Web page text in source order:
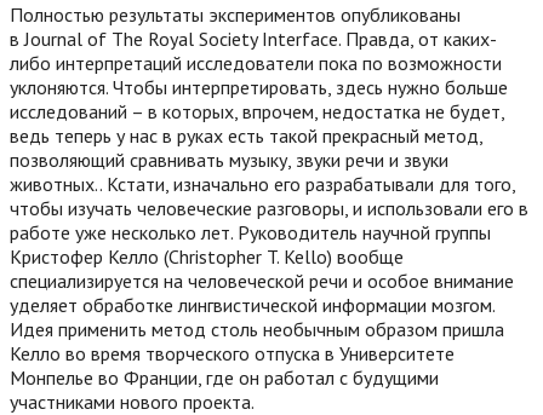
Полностью результаты экспериментов опубликованы
в Journal of The Royal Society Interface. Правда, от каких-
либо интерпретаций исследователи пока по возможности
уклоняются. Чтобы интерпретировать, здесь нужно больше
исследований – в которых, впрочем, недостатка не будет,
ведь теперь у нас в руках есть такой прекрасный метод,
позволяющий сравнивать музыку, звуки речи и звуки
животных.. Кстати, изначально его разрабатывали для того,
чтобы изучать человеческие разговоры, и использовали его в
работе уже несколько лет. Руководитель научной группы
Кристофер Келло (Christopher T. Kello) вообще
специализируется на человеческой речи и особое внимание
уделяет обработке лингвистической информации мозгом.
Идея применить метод столь необычным образом пришла
Келло во время творческого отпуска в Университете
Монпелье во Франции, где он работал с будущими
участниками нового проекта.